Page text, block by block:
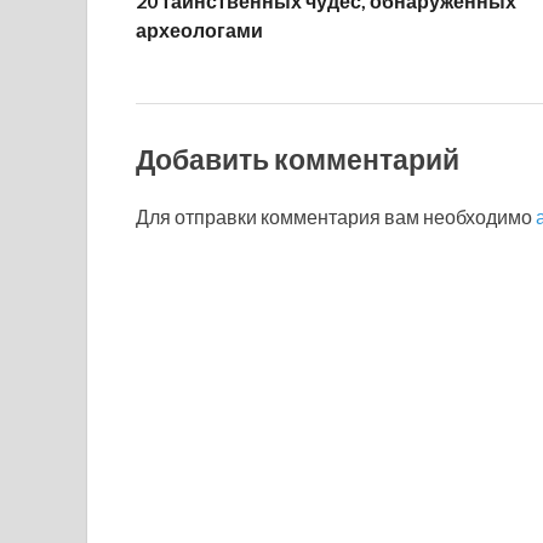
археологами
Добавить комментарий
Для отправки комментария вам необходимо